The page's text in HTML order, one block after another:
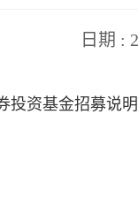
日期 :
投资基金招募说